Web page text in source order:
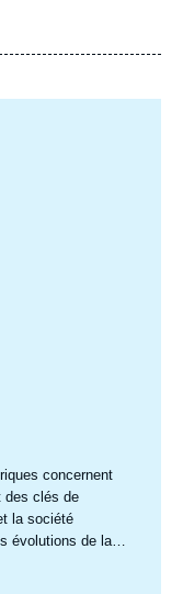
concernent
des clés de
la société
évolutions de la
sur